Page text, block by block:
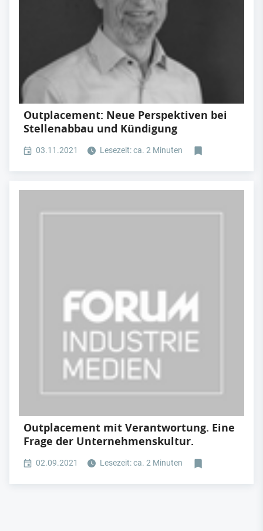
Outplacement: Neue Perspektiven bei
Stellenabbau und Kündigung
03.11.2021 Lesezeit: ca. 2 Minuten
Outplacement mit Verantwortung. Eine
Frage der Unternehmenskultur.
02.09.2021 Lesezeit: ca. 2 Minuten